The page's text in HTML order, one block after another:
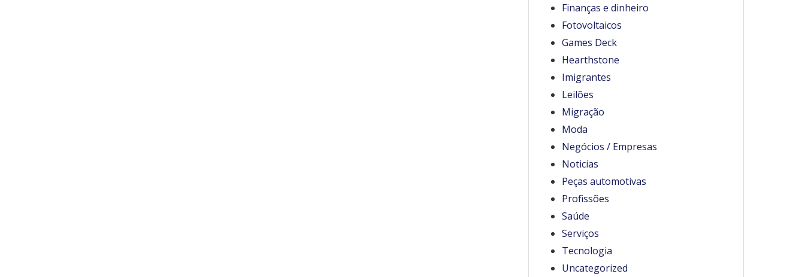
Finanças e dinheiro
Fotovoltaicos
Games Deck
Hearthstone
Imigrantes
Leilões
Migração
Moda
Negócios / Empresas
Noticias
Peças automotivas
Profissões
Saúde
Serviços
Tecnologia
Uncategorized